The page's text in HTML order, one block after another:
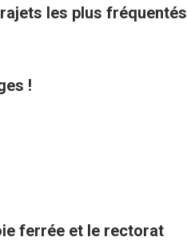
les plus fréquentés
!
ferrée et le rectorat